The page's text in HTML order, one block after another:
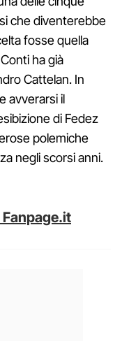
che diventerebbe
fosse quella
ha già
Cattelan. In
avverarsi il
di Fedez
polemiche
negli scorsi anni.